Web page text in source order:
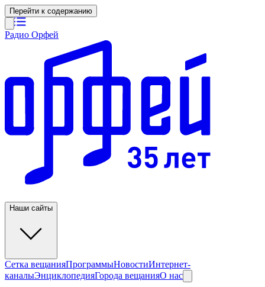
Перейти к содержанию
Радио Орфей
Наши сайты
Сетка вещанияПрограммыНовостиИнтернет-
каналыЭнциклопедияГорода вещанияО нас